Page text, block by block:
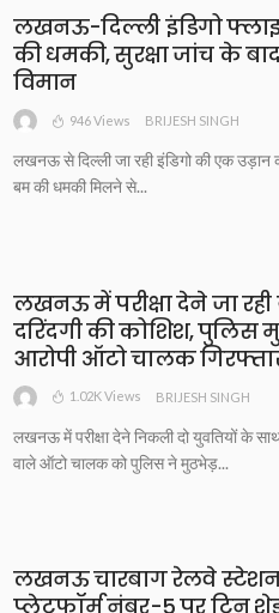
लखनऊ-दिल्ली इंडिगो
की धमकी, सुरक्षा जांच के
विमान
946 Views BRIJESH SINGH
लखनऊ से दिल्ली जा रही इंडिगो की एक
बम की धमकी मिलने से...
लखनऊ में परीक्षा देने जा
दरिंदगी की कोशिश, पुलिस
आरोपी ऑटो चालक
1.02K Views BRIJESH SINGH
लखनऊ में परीक्षा देने निकली दो युवतियों के
वाले ऑटो चालक को पुलिस ने मुठभेड़...
लखनऊ चारबाग रेलवे स्टेशन
प्लेटफॉर्म नंबर-5 पर टिन